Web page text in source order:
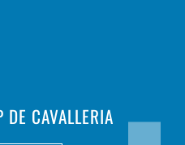
DE CAVALLERIA